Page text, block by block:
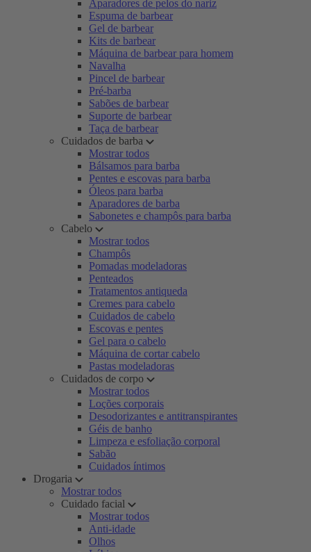
Aparadores de pelos do nariz
Espuma de barbear
Gel de barbear
Kits de barbear
Máquina de barbear para homem
Navalha
Pincel de barbear
Pré-barba
Sabões de barbear
Suporte de barbear
Taça de barbear
Cuidados de barba
Mostrar todos
Bálsamos para barba
Pentes e escovas para barba
Óleos para barba
Aparadores de barba
Sabonetes e champôs para barba
Cabelo
Mostrar todos
Champôs
Pomadas modeladoras
Penteados
Tratamentos antiqueda
Cremes para cabelo
Cuidados de cabelo
Escovas e pentes
Gel para o cabelo
Máquina de cortar cabelo
Pastas modeladoras
Cuidados de corpo
Mostrar todos
Loções corporais
Desodorizantes e antitranspirantes
Géis de banho
Limpeza e esfoliação corporal
Sabão
Cuidados íntimos
Drogaria
Mostrar todos
Cuidado facial
Mostrar todos
Anti-idade
Olhos